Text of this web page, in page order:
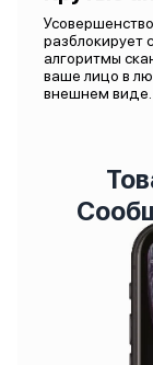
разблокирует
алгоритмы
ваше лицо в
внешнем виде.